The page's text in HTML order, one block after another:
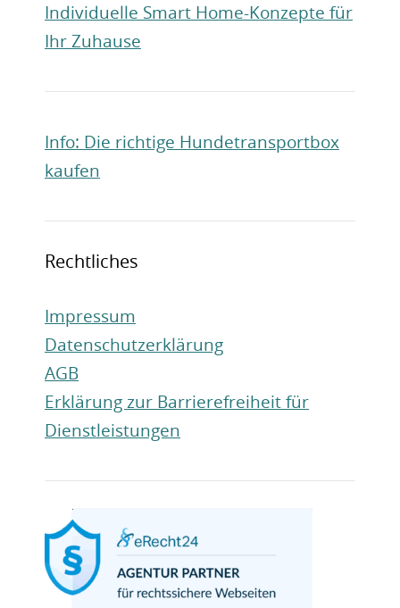
Individuelle Smart Home-Konzepte für
Ihr Zuhause
Info: Die richtige Hundetransportbox
kaufen
Rechtliches
Impressum
Datenschutzerklärung
AGB
Erklärung zur Barrierefreiheit für
Dienstleistungen